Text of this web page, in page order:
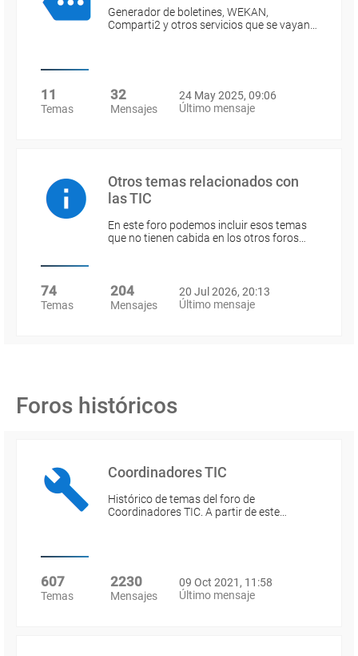
Generador de boletines, WEKAN,
Comparti2 y otros servicios que se vayan…
11
Temas
32
Mensajes
24 May 2025, 09:06
Último mensaje
Otros temas relacionados con
las TIC
En este foro podemos incluir esos temas
que no tienen cabida en los otros foros…
74
Temas
204
Mensajes
20 Jul 2026, 20:13
Último mensaje
Foros históricos
Coordinadores TIC
Histórico de temas del foro de
Coordinadores TIC. A partir de este…
607
Temas
2230
Mensajes
09 Oct 2021, 11:58
Último mensaje